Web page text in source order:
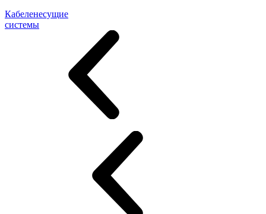
Кабеленесущие
системы